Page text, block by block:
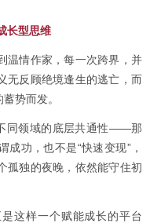
长型思维
温情作家，每一次跨界，并
无反顾绝境逢生的逃亡，而
势而发。
同领域的底层共通性——那
功，也不是“快速变现”，
孤独的夜晚，依然能守住初
是这样一个赋能成长的平台